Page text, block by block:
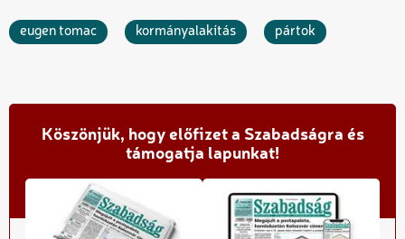
eugen tomac kormányalakítás pártok
Köszönjük, hogy előfizet a Szabadságra és
támogatja lapunkat!